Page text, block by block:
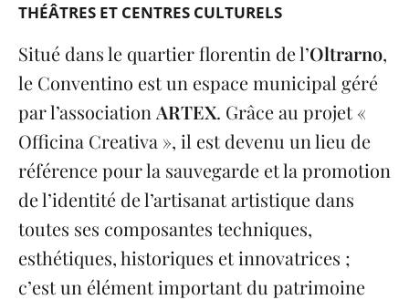
THÉÂTRES ET CENTRES CULTURELS
Situé dans le quartier florentin de l’Oltrarno,
le Conventino est un espace municipal géré
par l’association ARTEX. Grâce au projet «
Officina Creativa », il est devenu un lieu de
référence pour la sauvegarde et la promotion
de l’identité de l’artisanat artistique dans
toutes ses composantes techniques,
esthétiques, historiques et innovatrices ;
c’est un élément important du patrimoine